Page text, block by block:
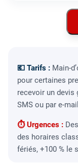
💶 Tarifs : Main-
pour certaines
recevoir un
SMS ou par e-
⏱ Urgences :
des horaires
fériés, +100 % le